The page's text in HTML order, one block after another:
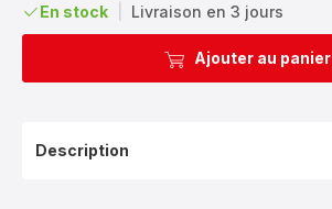
En stock Livraison en 3 jours
Ajouter au panier
Description